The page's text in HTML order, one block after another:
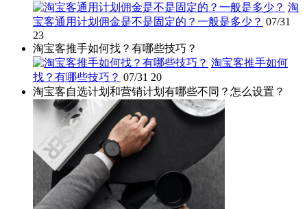
淘
宝客通用计划佣金是不是固定的？一般是多少？ 07/31
23
淘宝客推手如何找？有哪些技巧？
淘宝客推手如何
找？有哪些技巧？ 07/31 20
淘宝客自选计划和营销计划有哪些不同？怎么设置？